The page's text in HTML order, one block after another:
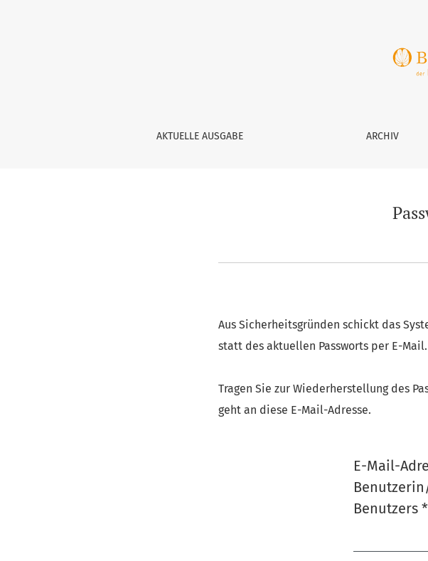
AKTUELLE AUSGABE ARCHIV
Aus Sicherheitsgründen schickt das
statt des aktuellen Passworts per E-Mail.
Tragen Sie zur Wiederherstellung des
geht an diese E-Mail-Adresse.
E-Mail-
Benutzers *